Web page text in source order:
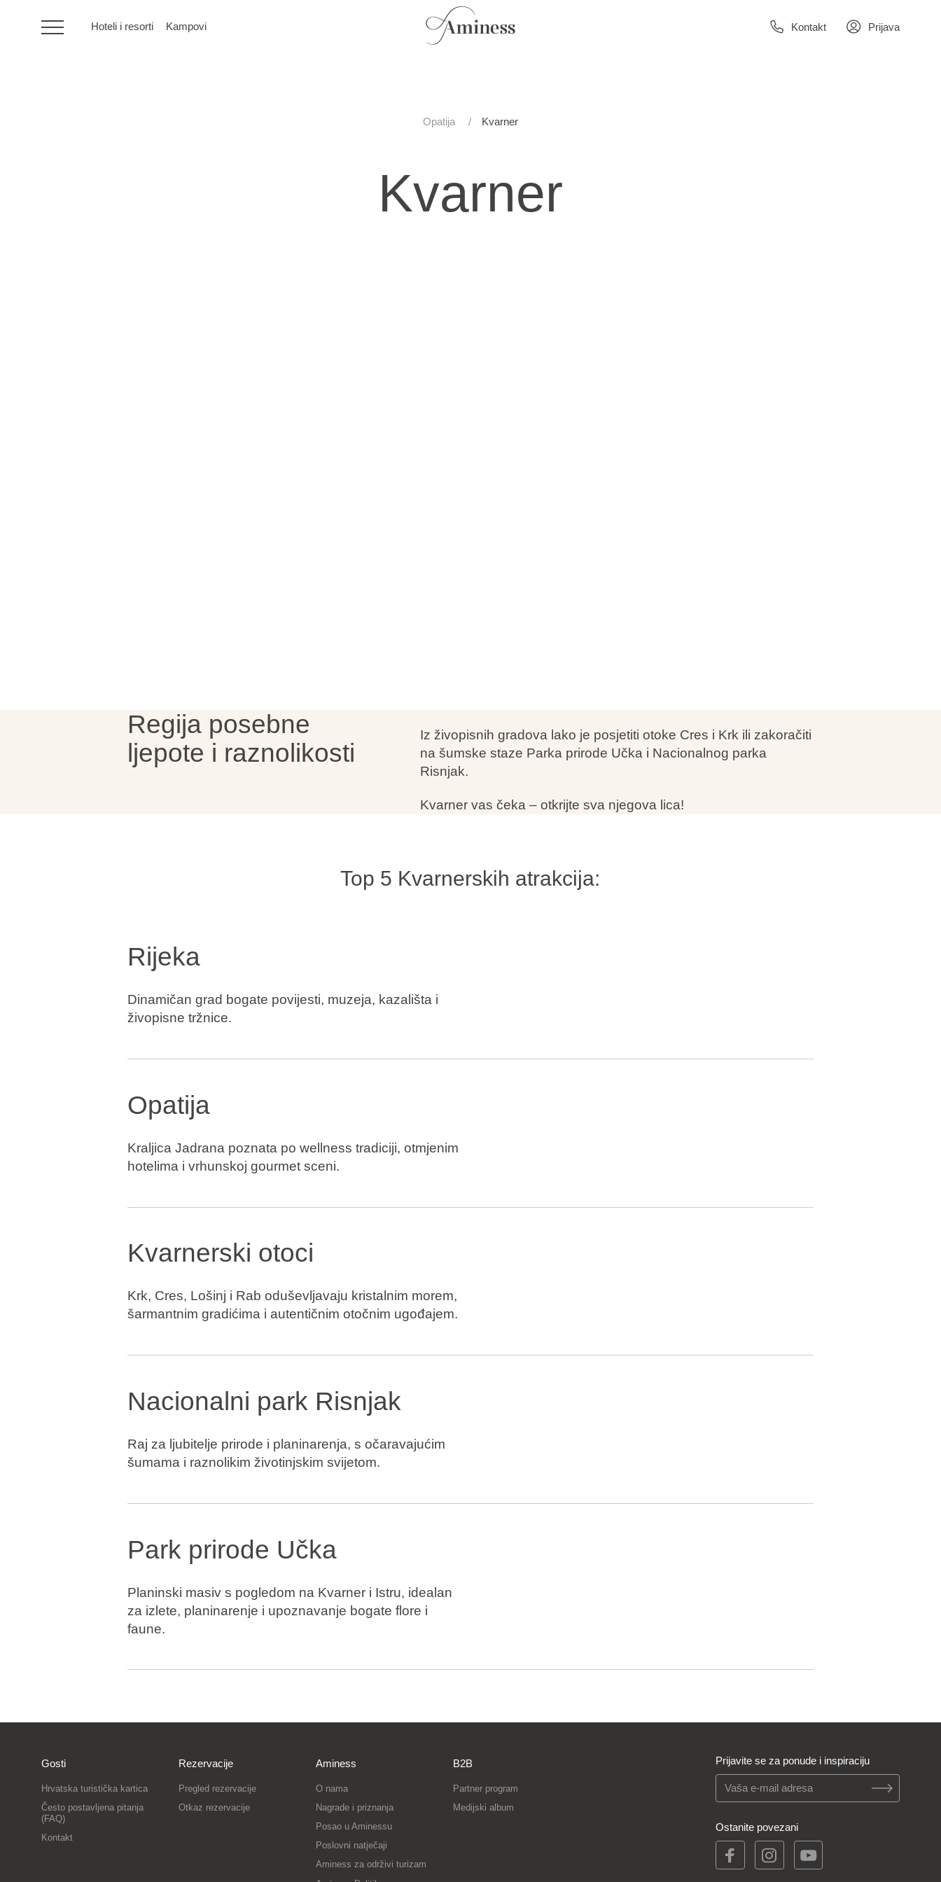
Hoteli i resorti Kampovi Kontakt Prijava
Opatija Kvarner
Kvarner
Regija posebne
ljepote i raznolikosti
Iz živopisnih gradova lako je posjetiti otoke Cres i Krk ili zakoračiti
na šumske staze Parka prirode Učka i Nacionalnog parka
Risnjak.
Kvarner vas čeka – otkrijte sva njegova lica!
Top 5 Kvarnerskih atrakcija:
Rijeka
Dinamičan grad bogate povijesti, muzeja, kazališta i
živopisne tržnice.
Opatija
Kraljica Jadrana poznata po wellness tradiciji, otmjenim
hotelima i vrhunskoj gourmet sceni.
Kvarnerski otoci
Krk, Cres, Lošinj i Rab oduševljavaju kristalnim morem,
šarmantnim gradićima i autentičnim otočnim ugođajem.
Nacionalni park Risnjak
Raj za ljubitelje prirode i planinarenja, s očaravajućim
šumama i raznolikim životinjskim svijetom.
Park prirode Učka
Planinski masiv s pogledom na Kvarner i Istru, idealan
za izlete, planinarenje i upoznavanje bogate flore i
faune.
Gosti
Hrvatska turistička kartica
Često postavljena pitanja
(FAQ)
Kontakt
Rezervacije
Pregled rezervacije
Otkaz rezervacije
Aminess
O nama
Nagrade i priznanja
Posao u Aminessu
Poslovni natječaji
Aminess za održivi turizam
B2B
Partner program
Medijski album
Prijavite se za ponude i inspiraciju
Ostanite povezani